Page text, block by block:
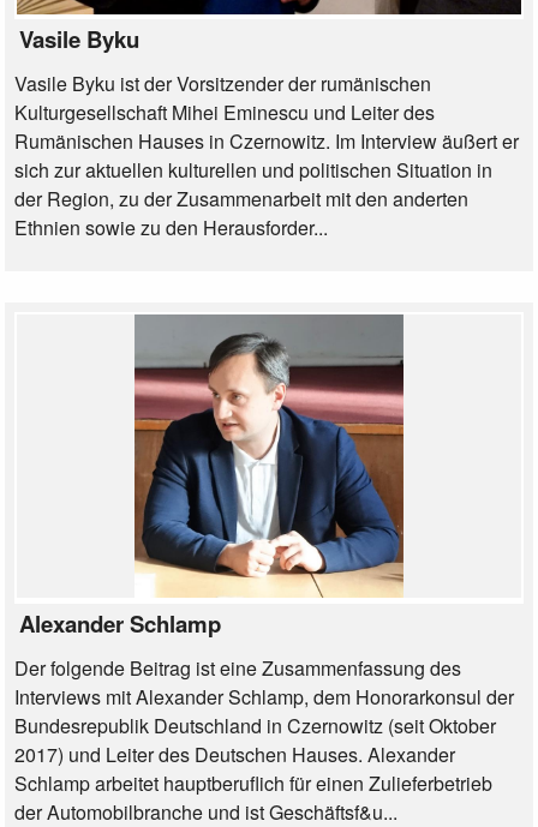
Vasile Byku
Vasile Byku ist der Vorsitzender der rumänischen
Kulturgesellschaft Mihei Eminescu und Leiter des
Rumänischen Hauses in Czernowitz. Im Interview äußert er
sich zur aktuellen kulturellen und politischen Situation in
der Region, zu der Zusammenarbeit mit den anderten
Ethnien sowie zu den Herausforder...
Alexander Schlamp
Der folgende Beitrag ist eine Zusammenfassung des
Interviews mit Alexander Schlamp, dem Honorarkonsul der
Bundesrepublik Deutschland in Czernowitz (seit Oktober
2017) und Leiter des Deutschen Hauses. Alexander
Schlamp arbeitet hauptberuflich für einen Zulieferbetrieb
der Automobilbranche und ist Geschäftsf&u...